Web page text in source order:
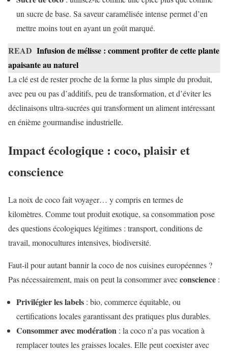
un sucre de base. Sa saveur caramélisée intense permet d’en
mettre moins tout en ayant un goût marqué.
READ Infusion de mélisse : comment profiter de cette plante
apaisante au naturel
La clé est de rester proche de la forme la plus simple du produit,
avec peu ou pas d’additifs, peu de transformation, et d’éviter les
déclinaisons ultra-sucrées qui transforment un aliment intéressant
en énième gourmandise industrielle.
Impact écologique : coco, plaisir et
conscience
La noix de coco fait voyager… y compris en termes de
kilomètres. Comme tout produit exotique, sa consommation pose
des questions écologiques légitimes : transport, conditions de
travail, monocultures intensives, biodiversité.
Faut-il pour autant bannir la coco de nos cuisines européennes ?
Pas nécessairement, mais on peut la consommer avecconscience :
Privilégier les labels : bio, commerce équitable, ou
certifications locales garantissant des pratiques plus durables.
Consommer avec modération : la coco n’a pas vocation à
remplacer toutes les graisses locales. Elle peut coexister avec